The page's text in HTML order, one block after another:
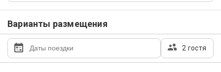
Варианты размещения
2 гостя